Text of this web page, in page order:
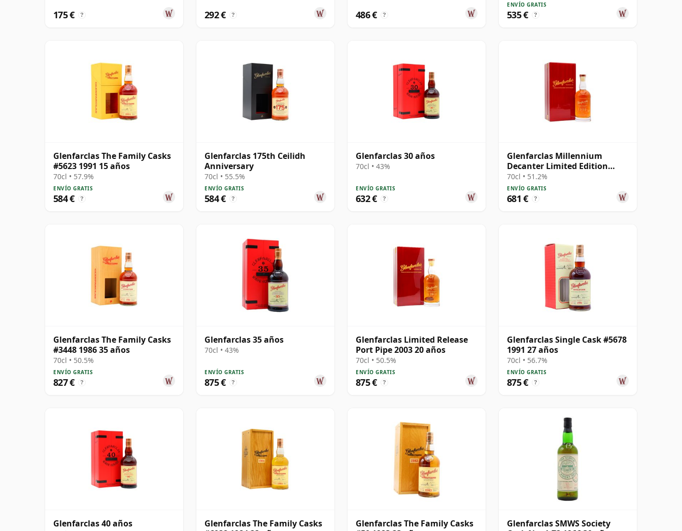
175 € ? 292 € ? 486 € ?
ENVÍO GRATIS
535 € ?
Glenfarclas The Family Casks
#5623 1991 15 años
70cl • 57.9%
ENVÍO GRATIS
584 € ?
Glenfarclas 175th Ceilidh
Anniversary
70cl • 55.5%
ENVÍO GRATIS
584 € ?
Glenfarclas 30 años
70cl • 43%
ENVÍO GRATIS
632 € ?
Glenfarclas Millennium
Decanter Limited Edition
Highland Singl 1999 25 años
70cl • 51.2%
ENVÍO GRATIS
681 € ?
Glenfarclas The Family Casks
#3448 1986 35 años
70cl • 50.5%
ENVÍO GRATIS
827 € ?
Glenfarclas 35 años
70cl • 43%
ENVÍO GRATIS
875 € ?
Glenfarclas Limited Release
Port Pipe 2003 20 años
70cl • 50.5%
ENVÍO GRATIS
875 € ?
Glenfarclas Single Cask #5678
1991 27 años
70cl • 56.7%
ENVÍO GRATIS
875 € ?
Glenfarclas 40 años
Glenfarclas The Family Casks
Glenfarclas The Family Casks
Glenfarclas SMWS Society